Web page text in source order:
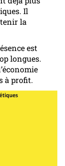
Il
la
est
longues.
à profit.